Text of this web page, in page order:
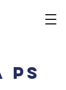
ps